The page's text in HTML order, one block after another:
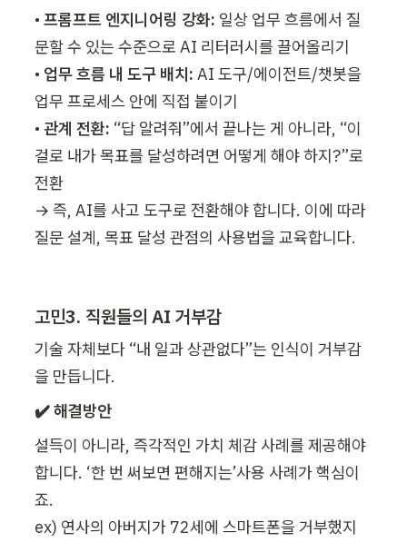
• 프롬프트 엔지니어링 강화: 일상 업무 흐름에서 질
문할 수 있는 수준으로 AI 리터러시를 끌어올리기
• 업무 흐름 내 도구 배치: AI 도구/에이전트/챗봇을
업무 프로세스 안에 직접 붙이기
• 관계 전환: “답 알려줘”에서 끝나는 게 아니라, “이
걸로 내가 목표를 달성하려면 어떻게 해야 하지?”로
전환
→ 즉, AI를 사고 도구로 전환해야 합니다. 이에 따라
질문 설계, 목표 달성 관점의 사용법을 교육합니다.
고민3. 직원들의 AI 거부감
기술 자체보다 “내 일과 상관없다”는 인식이 거부감
을 만듭니다.
✔️ 해결방안
설득이 아니라, 즉각적인 가치 체감 사례를 제공해야
합니다. ‘한 번 써보면 편해지는’사용 사례가 핵심이
죠.
ex) 연사의 아버지가 72세에 스마트폰을 거부했지